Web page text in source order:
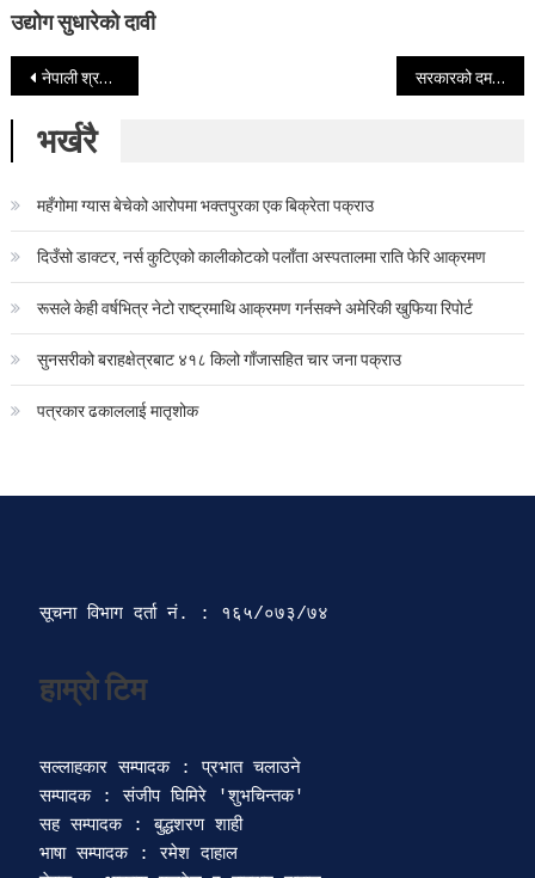
उद्योग सुधारेको दावी
Post navigation
नेपाली श्रमिकलाई जापानी नागरिक सरह नै सेवा सुविधा दिने सम्झौता सरकारको दमन विरुद्ध विप्लवको कडा विज्ञप्ति, चरणबद्ध संघर्षका कार्यक्रम घोषणा
भर्खरै
महँगोमा ग्यास बेचेको आरोपमा भक्तपुरका एक बिक्रेता पक्राउ
दिउँसो डाक्टर, नर्स कुटिएको कालीकोटको पलाँता अस्पतालमा राति फेरि आक्रमण
रूसले केही वर्षभित्र नेटो राष्ट्रमाथि आक्रमण गर्नसक्ने अमेरिकी खुफिया रिपोर्ट
सुनसरीको बराहक्षेत्रबाट ४१८ किलो गाँजासहित चार जना पक्राउ
पत्रकार ढकाललाई मातृशोक
सूचना विभाग दर्ता‍ नं. : १६५/०७३/७४
हाम्रो टिम
सल्लाहकार सम्पादक : प्रभात चलाउने
सम्पादक : संजीप घिमिरे 'शुभचिन्तक'
सह सम्पादक : बुद्धशरण शाही
भाषा सम्पादक : रमेश दाहाल